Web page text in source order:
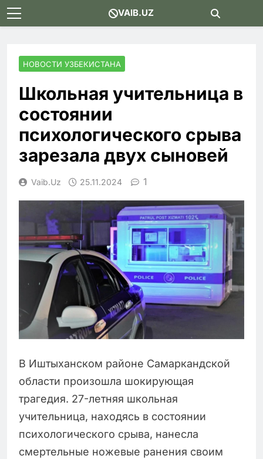
Skip
to
VAIB.UZ
НОВОСТИ УЗБЕКИСТАНА
Школьная учительница в
состоянии
психологического срыва
зарезала двух сыновей
Vaib.uz 25.11.2024 1
В Иштыханском районе Самаркандской
области произошла шокирующая
трагедия. 27-летняя школьная
учительница, находясь в состоянии
психологического срыва, нанесла
смертельные ножевые ранения своим